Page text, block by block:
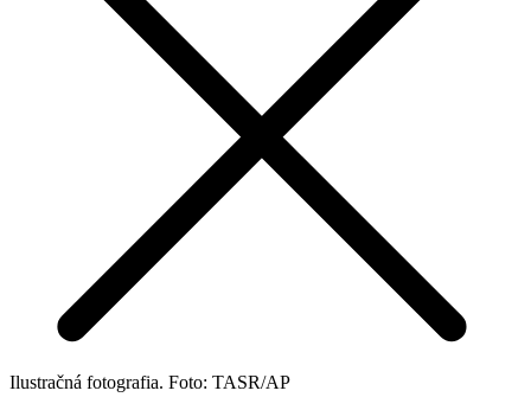
Ilustračná fotografia. Foto: TASR/AP